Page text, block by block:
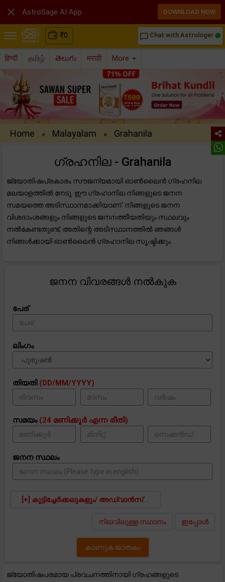
₹0 chat_bubble_outline Chat with Astrologer
हिन्दी தமிழ் తెలుగు मराठी More
Home » Malayalam » Grahanila
ഗ്രഹനില - Grahanila
ജ്യോതിഷപ്രകാരം സൗജന്യമായി ഓൺ‌ലൈൻ ഗ്രഹനില
മലയാളത്തിൽ നേടൂ. ഈ ഗ്രഹാനില നിങ്ങളുടെ ജനന
സമയത്തെ അടിസ്ഥാനമാക്കിയാണ്. നിങ്ങളുടെ ജനന
വിശദാംശങ്ങളും നിങ്ങളുടെ ജനനത്തീയതിയും സ്ഥലവും
നൽകേണ്ടതുണ്ട്, അതിന്റെ അടിസ്ഥാനത്തിൽ ഞങ്ങൾ
നിങ്ങൾക്കായി ഓൺ‌ലൈൻ ഗ്രഹാനില സൃഷ്ടിക്കും.
ജനന വിവരങ്ങൾ നൽകുക
പേര്
ലിംഗം
തിയതി (DD/MM/YYYY)
സമയം (24 മണിക്കൂർ എന്ന രീതി)
ജനന സ്ഥലം
[+] കൂട്ടിച്ചേർക്കലുകളും/ അഡ്‌വാൻസ് സെറ്റിങ്ങുകളും
നിലവിലുള്ള സ്ഥാനം ഇപ്പോൾ
കാണുക ജാതകം
ജ്യോതിഷപരമായ പ്രവചനത്തിനായി ഗ്രഹങ്ങളുടെ
 AstroSage AI App DOWNLOAD NOW